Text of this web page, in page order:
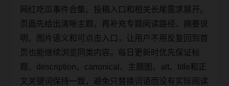
网红吃瓜事件合集、投稿入口和相关长尾需求展开。
页面先给出清晰主题，再补充专题阅读路径、摘要说
明、图片语义和可点击入口，让用户不用反复回到首
页也能继续浏览同类内容。每日更新时优先保证标
题、description、canonical、主题图、alt、title和正
文关键词保持一致，避免只替换词语而没有实际阅读